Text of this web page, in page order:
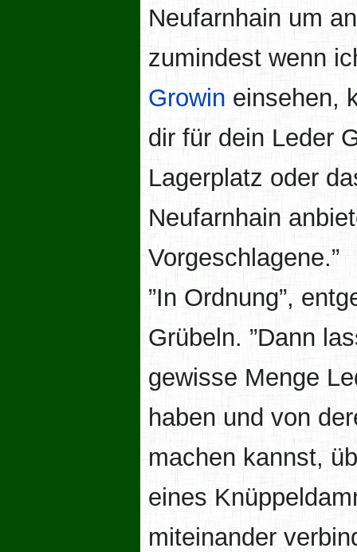
Neufarnhain um
zumindest wenn
Growin einsehen,
dir für dein Leder
Lagerplatz oder
Neufarnhain
Vorgeschlagene.”
”In Ordnung”,
Grübeln. ”Dann
gewisse Menge
haben und von
machen kannst,
eines
miteinander